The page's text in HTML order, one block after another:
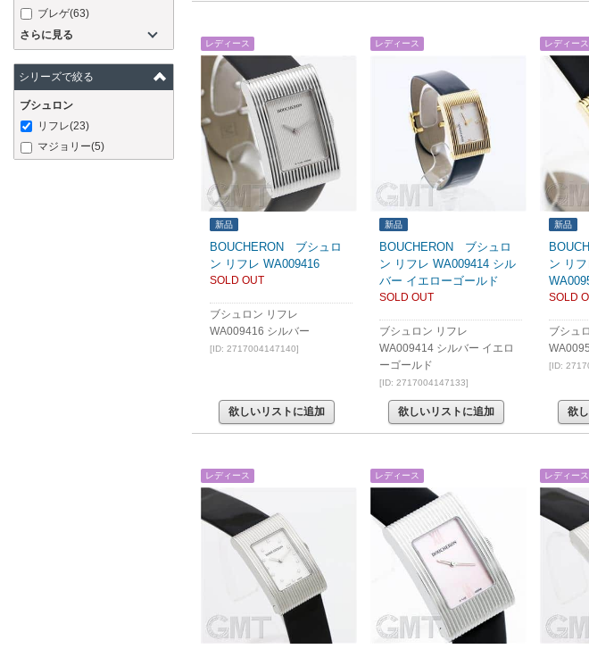
ブレゲ(63)
さらに見る
シリーズで絞る
ブシュロン
リフレ(23)
マジョリー(5)
新品
レディース
BOUCHERON ブシュロ
ン リフレ WA009416
SOLD OUT
ブシュロン リフレ
WA009416 シルバー
[ID: 2717004147140]
欲しいリストに追加
新品
レディース
BOUCHERON ブシュロ
ン リフレ WA009414 シル
バー イエローゴールド
SOLD OUT
ブシュロン リフレ
WA009414 シルバー イエロ
ーゴールド
[ID: 2717004147133]
欲しいリストに追加
新品
レディース
ン リ
SOLD
ブシュ
[ID:
欲
レディース レディース レディース